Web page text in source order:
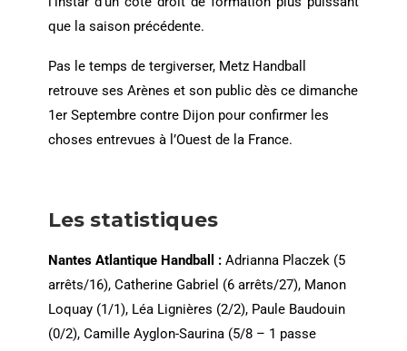
que la saison précédente.
Pas le temps de tergiverser, Metz Handball
retrouve ses Arènes et son public dès ce dimanche
1er Septembre contre Dijon pour confirmer les
choses entrevues à l’Ouest de la France.
Les statistiques
Nantes Atlantique Handball : Adrianna Placzek (5
arrêts/16), Catherine Gabriel (6 arrêts/27), Manon
Loquay (1/1), Léa Lignières (2/2), Paule Baudouin
(0/2), Camille Ayglon-Saurina (5/8 – 1 passe